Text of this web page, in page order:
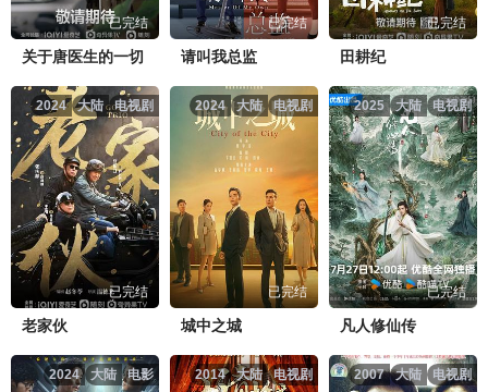
已完结
关于唐医生的一切
已完结
请叫我总监
已完结
田耕纪
电视剧
大陆
2024
已完结
老家伙
电视剧
大陆
2024
已完结
城中之城
电视剧
大陆
2025
已完结
凡人修仙传
电影
大陆
2024 电视剧
大陆
2014 电视剧
大陆
2007